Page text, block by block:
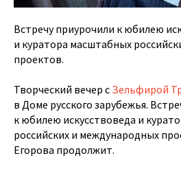
Встречу приурочили к юбилею
и куратора масштабных
проектов.
Творческий вечер с Зельфирой
в Доме русского зарубежья.
к юбилею искусствоведа и
российских и международных
Егорова продолжит.